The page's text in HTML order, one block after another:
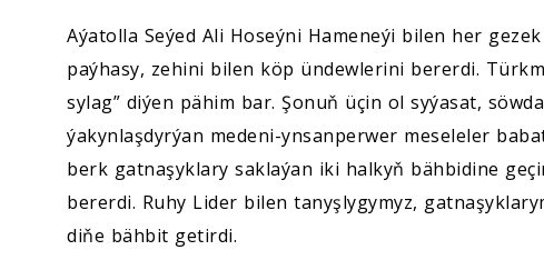
Aýatolla Seýed Ali Hoseýni Hameneýi bilen her
paýhasy, zehini bilen köp ündewlerini bererdi.
sylag” diýen pähim bar. Şonuň üçin ol syýasat,
ýakynlaşdyrýan medeni-ynsanperwer meseleler
berk gatnaşyklary saklaýan iki halkyň bähbidine
bererdi. Ruhy Lider bilen tanyşlygymyz,
diňe bähbit getirdi.